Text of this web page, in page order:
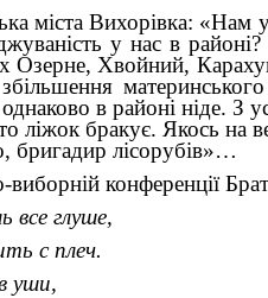
міста Вихорівка: «Нам
у нас в
Озерне, Хвойний,
збільшення
в районі ніде. З
ліжок бракує. Якось на
бригадир лісорубів»…
конференції
все глуше,
с плеч.
уши,